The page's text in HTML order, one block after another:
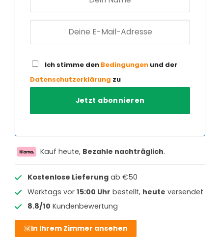
Ich stimme den Bedingungen und der
Datenschutzerklärung zu
Kauf heute, Bezahle nachträglich.
Kostenlose Lieferungab €50
Werktags vor 15:00 Uhr bestellt, heute versendet
8.8/10 Kundenbewertung
In Ihrem Zimmer ansehen